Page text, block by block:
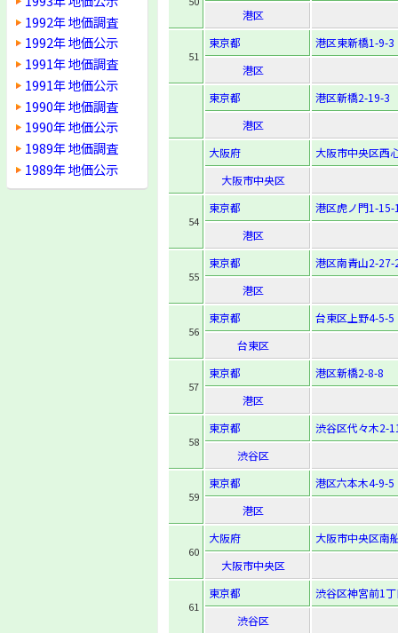
1992年 地価調査
1992年 地価公示
1991年 地価調査
1991年 地価公示
1990年 地価調査
1990年 地価公示
1989年 地価調査
1989年 地価公示
港区
51
東京都
港区東新橋1-9-3
港区
東京都
港区新橋2-19-3
港区
大阪府
大阪市中央区西
大阪市中央区
54
東京都
港区虎ノ門1-15-
港区
55
東京都
港区南青山2-27-
港区
56
東京都
台東区上野4-5-5
台東区
57
東京都
港区新橋2-8-8
港区
58
東京都
渋谷区代々木2-
渋谷区
59
東京都
港区六本木4-9-5
港区
60
大阪府
大阪市中央区南
大阪市中央区
61
東京都
渋谷区神宮前1
渋谷区